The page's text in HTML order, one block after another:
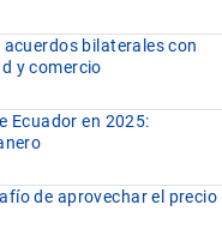
bilaterales con
y comercio
Ecuador en 2025:
de aprovechar el precio